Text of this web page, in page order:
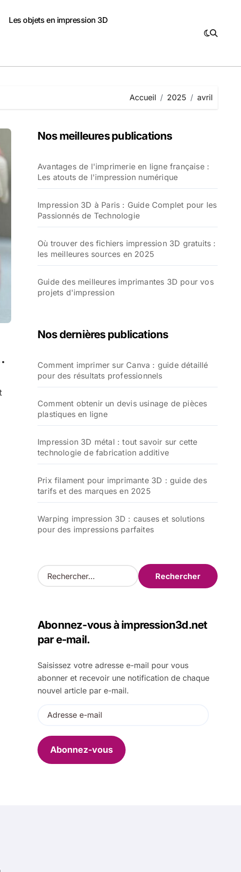
Les objets en impression 3D
Accueil 2025 avril
Nos meilleures publications
Avantages de l'imprimerie en ligne française :
Les atouts de l'impression numérique
Impression 3D à Paris : Guide Complet pour les
Passionnés de Technologie
Où trouver des fichiers impression 3D gratuits :
les meilleures sources en 2025
Guide des meilleures imprimantes 3D pour vos
projets d'impression
Nos dernières publications
Comment imprimer sur Canva : guide détaillé
pour des résultats professionnels
Comment obtenir un devis usinage de pièces
plastiques en ligne
Impression 3D métal : tout savoir sur cette
technologie de fabrication additive
Prix filament pour imprimante 3D : guide des
tarifs et des marques en 2025
Warping impression 3D : causes et solutions
pour des impressions parfaites
R
e
r
h
r
:
Abonnez-vous à impression3d.net
par e-mail.
Saisissez votre adresse e-mail pour vous
abonner et recevoir une notification de chaque
nouvel article par e-mail.
e
s
Abonnez-vous